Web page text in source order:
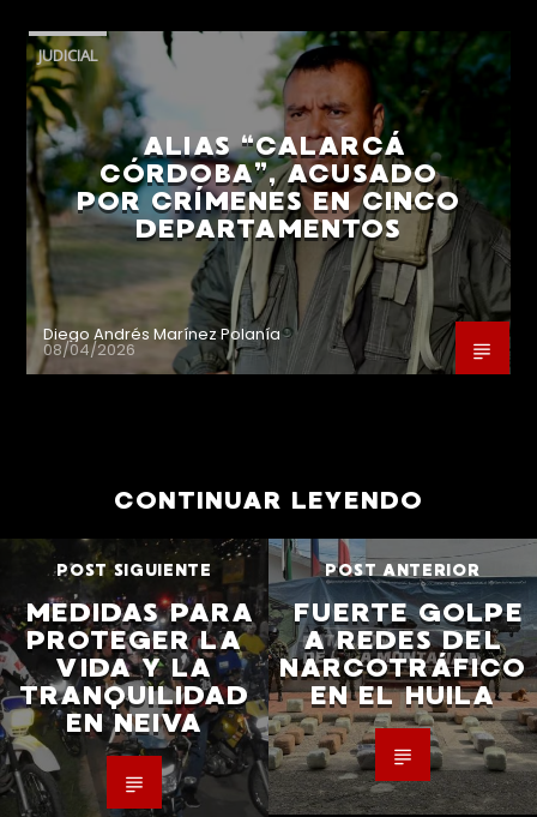
JUDICIAL
ALIAS “CALARCÁ
CÓRDOBA”, ACUSADO
POR CRÍMENES EN CINCO
DEPARTAMENTOS
Diego Andrés Marínez Polanía
08/04/2026
CONTINUAR LEYENDO
POST SIGUIENTE
MEDIDAS PARA
PROTEGER LA
VIDA Y LA
TRANQUILIDAD
EN NEIVA
POST ANTERIOR
FUERTE GOLPE
A REDES DEL
NARCOTRÁFICO
EN EL HUILA